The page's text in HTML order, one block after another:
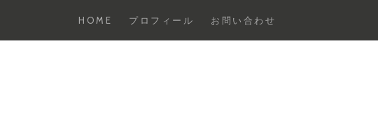
HOME プロフィール お問い合わせ